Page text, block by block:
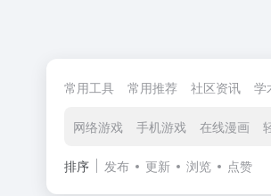
常用工具 常用推荐 社区资讯 学
网络游戏 手机游戏 在线漫画
排序 发布 更新 浏览 点赞